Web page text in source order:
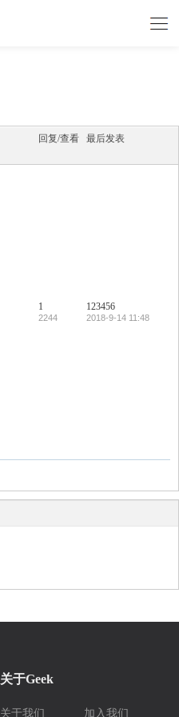
回复/查看 最后发表
1
2244
123456
2018-9-14 11:48
关于Geek
关于我们 加入我们